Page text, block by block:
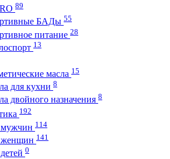
89
БАДы 55
питание 28
13
масла 15
для кухни 8
двойного назначения 8
192
114
женщин 141
0